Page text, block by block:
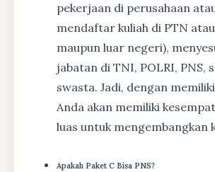
pekerjaan di perusahaan
mendaftar kuliah di PTN
maupun luar negeri),
jabatan di TNI, POLRI, PNS,
swasta. Jadi, dengan
Anda akan memiliki
luas untuk mengembangkan
Apakah Paket C Bisa PNS?